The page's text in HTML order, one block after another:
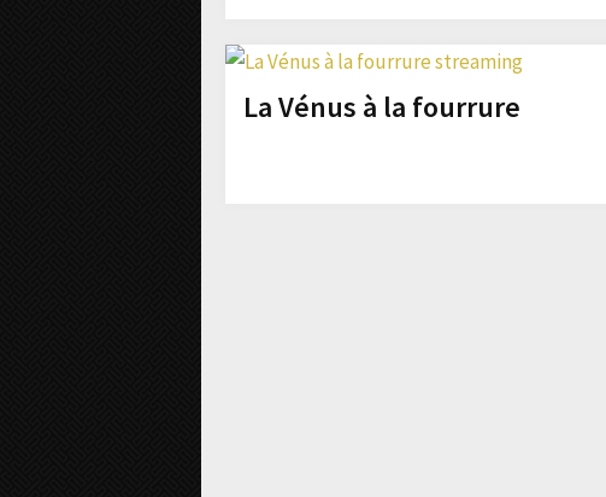
La Vénus à la fourrure